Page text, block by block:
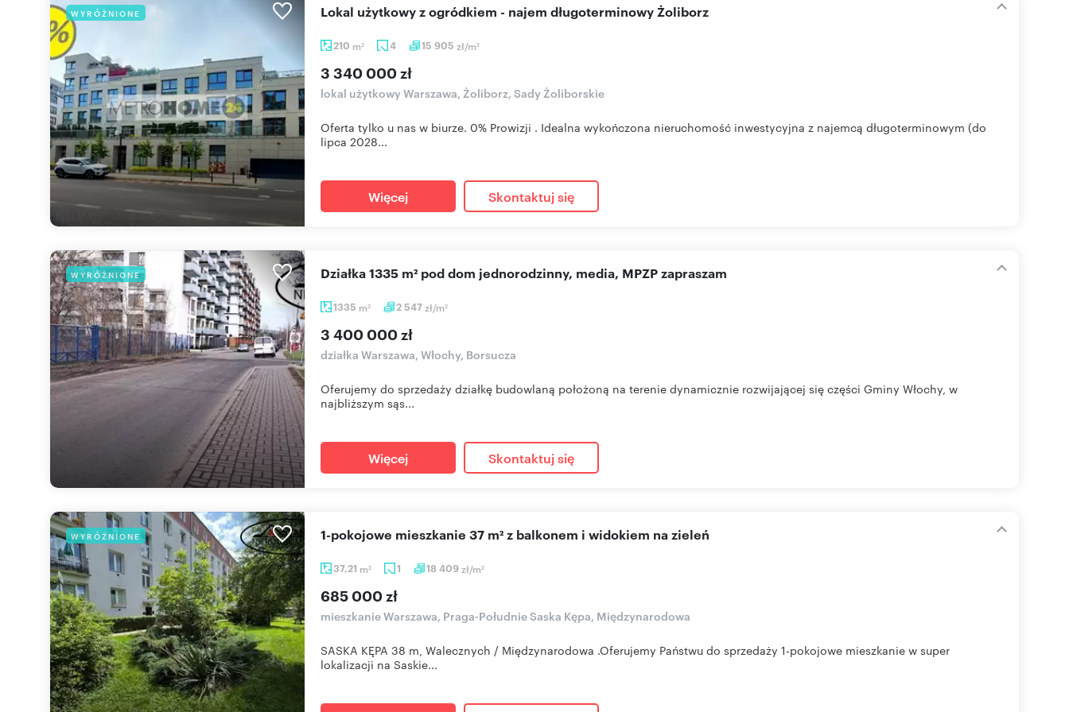
WYRÓŻNIONE
210 m2 4 15 905 zł/m2
Lokal użytkowy z ogródkiem - najem długoterminowy Żoliborz
3 340 000 zł
lokal użytkowy Warszawa, Żoliborz, Sady Żoliborskie
Oferta tylko u nas w biurze. 0% Prowizji . Idealna wykończona nieruchomość inwestycyjna z najemcą długoterminowym (do
lipca 2028...
Więcej Skontaktuj się
WYRÓŻNIONE
1335 m2 2 547zł/m2
Działka 1335 m² pod dom jednorodzinny, media, MPZP zapraszam
3 400 000 zł
działka Warszawa, Włochy, Borsucza
Oferujemy do sprzedaży działkę budowlaną położoną na terenie dynamicznie rozwijającej się części Gminy Włochy, w
najbliższym sąs...
Więcej Skontaktuj się
WYRÓŻNIONE
37,21 m2 1 18 409zł/m2
1-pokojowe mieszkanie 37 m² z balkonem i widokiem na zieleń
685 000 zł
mieszkanie Warszawa, Praga-Południe Saska Kępa, Międzynarodowa
SASKA KĘPA 38 m, Walecznych / Międzynarodowa .Oferujemy Państwu do sprzedaży 1-pokojowe mieszkanie w super
lokalizacji na Saskie...